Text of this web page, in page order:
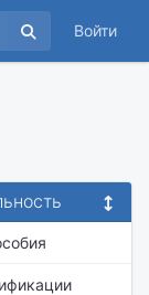
Войти